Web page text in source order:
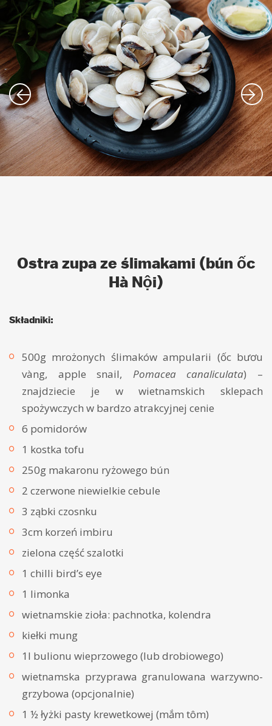
Ostra zupa ze ślimakami (bún ốc
Hà Nội)
Składniki:
500g mrożonych ślimaków ampularii (ốc bươu
vàng, apple snail, Pomacea canaliculata) –
znajdziecie je w wietnamskich sklepach
spożywczych w bardzo atrakcyjnej cenie
6 pomidorów
1 kostka tofu
250g makaronu ryżowego bún
2 czerwone niewielkie cebule
3 ząbki czosnku
3cm korzeń imbiru
zielona część szalotki
1 chilli bird’s eye
1 limonka
wietnamskie zioła: pachnotka, kolendra
kiełki mung
1l bulionu wieprzowego (lub drobiowego)
wietnamska przyprawa granulowana warzywno-
grzybowa (opcjonalnie)
1 ½ łyżki pasty krewetkowej (mắm tôm)